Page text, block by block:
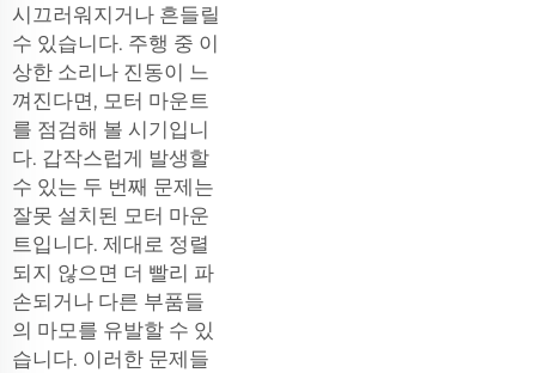
시끄러워지거나 흔들릴
수 있습니다. 주행 중 이
상한 소리나 진동이 느
껴진다면, 모터 마운트
를 점검해 볼 시기입니
다. 갑작스럽게 발생할
수 있는 두 번째 문제는
잘못 설치된 모터 마운
트입니다. 제대로 정렬
되지 않으면 더 빨리 파
손되거나 다른 부품들
의 마모를 유발할 수 있
습니다. 이러한 문제들